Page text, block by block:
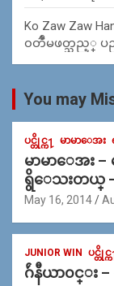
Ko Zaw Zaw
၀တၳဳမဖတ္သည့္
You may
ပင္တိုင္က႑ မာမာေအး
မာမာေအး
ရွိေသးတယ္ –
May 16, 2014
JUNIOR WIN ပင္တိုင္က
ဂ်ဴနီယာ၀င္း –